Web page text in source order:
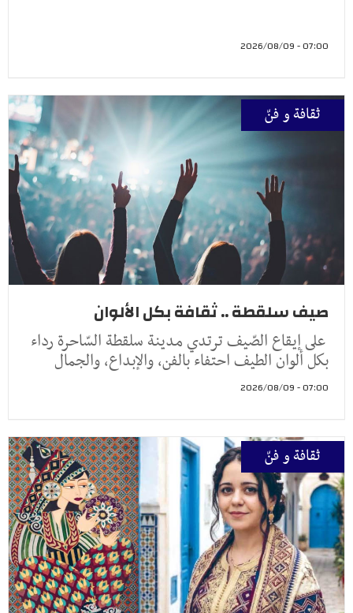
07:00 - 2026/08/09
ثقافة و فنّ
صيف سلقطة .. ثقافة بكل الألوان
على إيقاع الصّيف ترتدي مدينة سلقطة السّاحرة رداء
بكل ألوان الطيف احتفاء بالفن، والإبداع، والجمال
07:00 - 2026/08/09
ثقافة و فنّ